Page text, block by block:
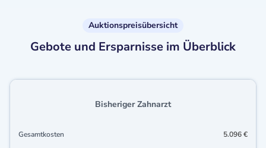
Auktionspreisübersicht
Gebote und Ersparnisse im Überblick
Bisheriger Zahnarzt
Gesamtkosten
5.096 €